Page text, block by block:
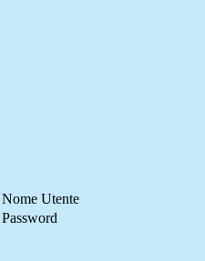
Nome Utente
Password